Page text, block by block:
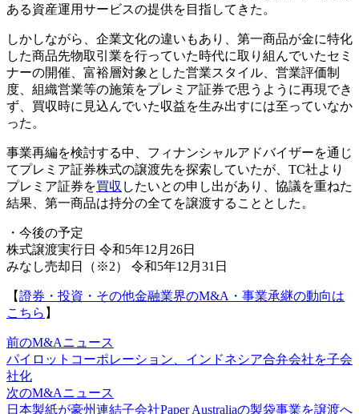
ある資産運用サービスの提供を目指してきた。
しかしながら、企業文化の違いもあり、第一商品が金に特化
した商品先物取引業を行っていた時代に取り組んでいたセミ
ナーの開催、富裕層対象とした営業スタイル、営業評価制
度、組織営業等の施策をプレミア証券で思うように再現でき
ず、買収時に見込んでいた収益を生み出すには至っていなか
った。
事業再編を検討する中、フィナンシャルアドバイザーを通じ
てプレミア証券株式の譲渡先を探索していたが、TC社より
プレミア証券を買収 したいとの申し出があり、協議を重ねた
結果、第一商品は持分の全てを譲渡することとした。
・今後の予定
株式譲渡実行日 令和5年12月26日
みなし売却日（※2） 令和5年12月31日
【證券・投資・その他金融業界のM&A・事業承継の動向は
こちら 】
前のM&Aニュース
パイロットコーポレーション、インドネシア合弁会社を子会
社化
次のM&Aニュース
日本製紙が豪州連結子会社Paper Australiaの製袋事業を譲渡へ